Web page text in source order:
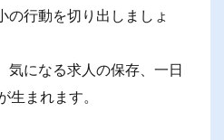
の行動を切り出しましょ
気になる求人の保存、一日
まれます。